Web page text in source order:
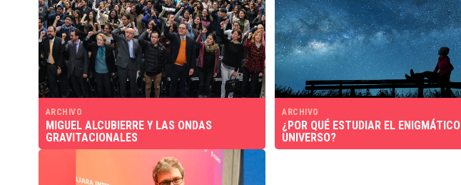
ARCHIVO
MIGUEL ALCUBIERRE Y LAS ONDAS
GRAVITACIONALES
ARCHIVO
¿POR QUÉ ESTUDIAR EL ENIGMÁTICO
UNIVERSO?